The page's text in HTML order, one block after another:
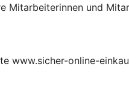
Mitarbeiterinnen und
www.sicher-online-